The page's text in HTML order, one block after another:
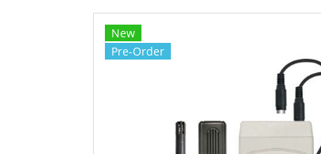
New
Pre-Order